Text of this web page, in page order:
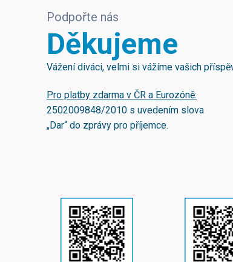
Podpořte nás
Děkujeme
Vážení diváci, velmi si vážíme vašich
Pro platby zdarma v ČR a Eurozóně:
2502009848/2010 s uvedením slova
„Dar“ do zprávy pro příjemce.